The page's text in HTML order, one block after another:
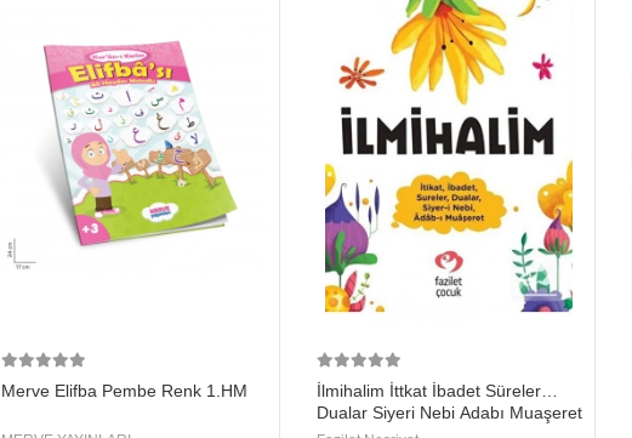
Merve Elifba Pembe Renk 1.HM
İlmihalim İttkat İbadet Süreler
Dualar Siyeri Nebi Adabı Muaşeret
Fazilet Çocuk